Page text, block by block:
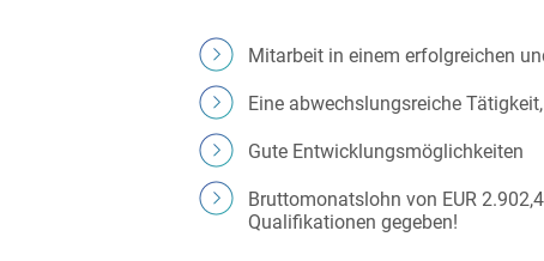
Mitarbeit in einem erfolgreichen
Eine abwechslungsreiche
Gute Entwicklungsmöglichkeiten
Bruttomonatslohn von EUR
Qualifikationen gegeben!